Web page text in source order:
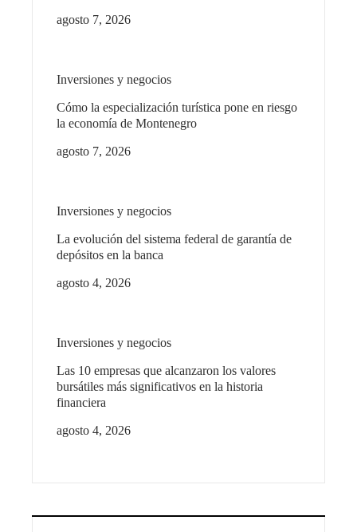
agosto 7, 2026
Inversiones y negocios
Cómo la especialización turística pone en riesgo
la economía de Montenegro
agosto 7, 2026
Inversiones y negocios
La evolución del sistema federal de garantía de
depósitos en la banca
agosto 4, 2026
Inversiones y negocios
Las 10 empresas que alcanzaron los valores
bursátiles más significativos en la historia
financiera
agosto 4, 2026